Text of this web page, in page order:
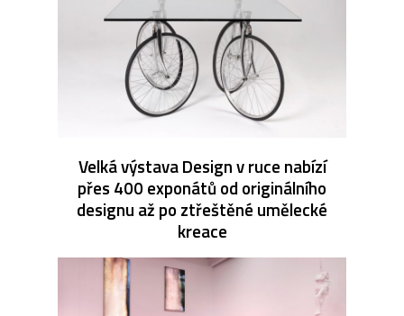
Velká výstava Design v ruce nabízí
přes 400 exponátů od originálního
designu až po ztřeštěné umělecké
kreace